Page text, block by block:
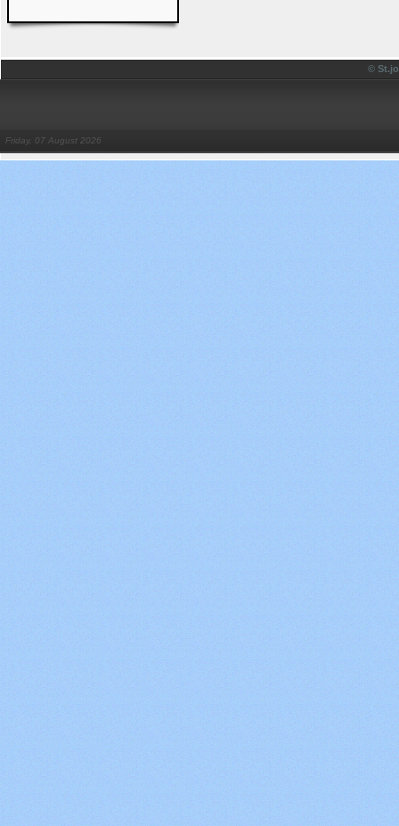
©
Friday, 07 August 2026